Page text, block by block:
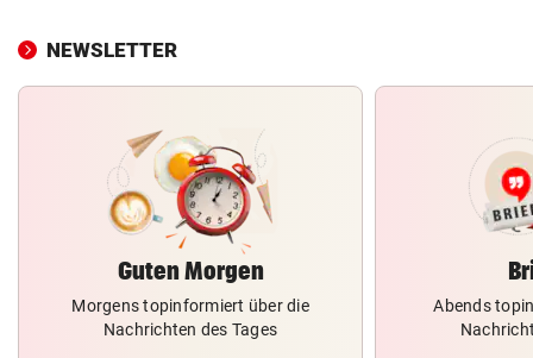
NEWSLETTER
Guten Morgen
Morgens topinformiert über die
Nachrichten des Tages
Abends